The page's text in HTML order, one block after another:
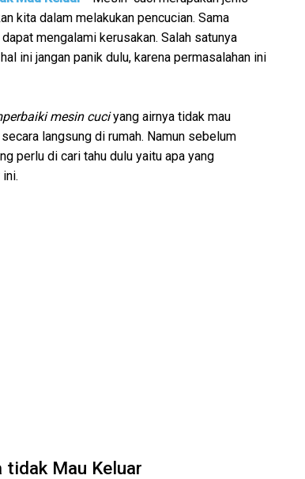
kita dalam melakukan pencucian. Sama
mengalami kerusakan. Salah satunya
ini jangan panik dulu, karena permasalahan ini
mesin cuciyang airnya tidak mau
langsung di rumah. Namun sebelum
perlu di cari tahu dulu yaitu apa yang
tidak Mau Keluar